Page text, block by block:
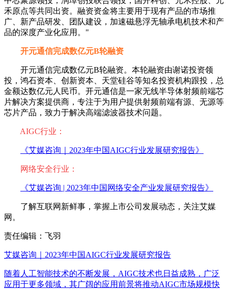
禾原点等共同出资。融资资金将主要用于现有产品的市场推
广、新产品研发、团队建设，加速磁悬浮无轴承电机技术和产
品的深度产业化应用。"
开元通信完成数亿元B轮融资
开元通信完成数亿元B轮融资。本轮融资由谢诺投资领
投，鸿石资本、创新资本、天堂硅谷等知名投资机构跟投，总
金额达数亿元人民币。开元通信是一家无线半导体射频前端芯
片解决方案提供商，专注于为用户提供射频前端有源、无源等
芯片产品，致力于解决高端滤波器技术问题。
AIGC行业：
《艾媒咨询｜2023年中国AIGC行业发展研究报告》
网络安全行业：
《艾媒咨询 | 2023年中国网络安全产业发展研究报告》
了解互联网新鲜事，掌握上市公司发展动态，关注艾媒
网。
责任编辑：飞羽
艾媒咨询｜2023年中国AIGC行业发展研究报告
随着人工智能技术的不断发展，AIGC技术也日益成熟，广泛
应用于更多领域，其广阔的应用前景将推动AIGC市场规模快